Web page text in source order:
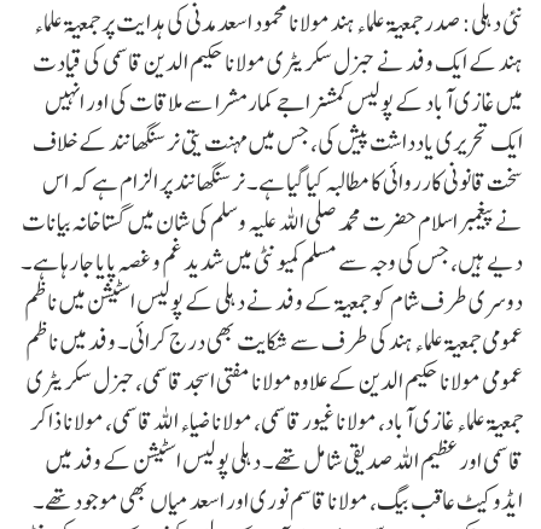
نئی دہلی: صدر جمعیۃ علماء ہند مولانا محمود اسعد مدنی کی ہدایت پر جمعیۃ علماء
ہند کے ایک وفد نے جنرل سکریٹری مولانا حکیم الدین قاسمی کی قیادت
میں غازی آباد کے پولیس کمشنر اجے کمار مشرا سے ملاقات کی اور انہیں
ایک تحریری یادداشت پیش کی، جس میں مہنت یتی نرسنگھانند کے خلاف
سخت قانونی کارروائی کا مطالبہ کیا گیا ہے۔ نرسنگھانند پر الزام ہے کہ اس
نے پیغمبر اسلام حضرت محمد صلی اللہ علیہ وسلم کی شان میں گستاخانہ بیانات
دیے ہیں، جس کی وجہ سے مسلم کمیونٹی میں شدید غم و غصہ پایا جا رہا ہے۔
دوسری طرف شام کو جمعیۃ کے وفد نے دہلی کے پولیس اسٹیشن میں ناظم
عمومی جمعیۃ علماء ہند کی طرف سے شکایت بھی درج کرائی۔ وفد میں ناظم
عمومی مولانا حکیم الدین کے علاوہ مولانا مفتی اسجد قاسمی، جنرل سکریٹری
جمعیۃ علماء غازی آباد، مولانا غیور قاسمی، مولانا ضیاء اللہ قاسمی، مولانا ذاکر
قاسمی اور عظیم اللہ صدیقی شامل تھے۔ دہلی پولیس اسٹیشن کے وفد میں
ایڈوکیٹ عاقب بیگ، مولانا قاسم نوری اور اسعد میاں بھی موجود تھے۔